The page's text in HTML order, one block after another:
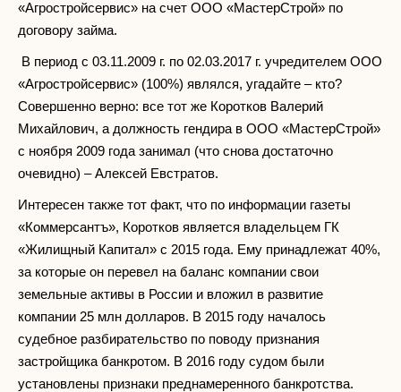
«Агростройсервис» на счет ООО «МастерСтрой» по
договору займа.
В период с 03.11.2009 г. по 02.03.2017 г. учредителем ООО
«Агростройсервис» (100%) являлся, угадайте – кто?
Совершенно верно: все тот же Коротков Валерий
Михайлович, а должность гендира в ООО «МастерСтрой»
с ноября 2009 года занимал (что снова достаточно
очевидно) – Алексей Евстратов.
Интересен также тот факт, что по информации газеты
«Коммерсантъ», Коротков является владельцем ГК
«Жилищный Капитал» с 2015 года. Ему принадлежат 40%,
за которые он перевел на баланс компании свои
земельные активы в России и вложил в развитие
компании 25 млн долларов. В 2015 году началось
судебное разбирательство по поводу признания
застройщика банкротом. В 2016 году судом были
установлены признаки преднамеренного банкротства.